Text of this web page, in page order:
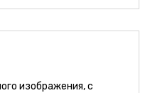
изображения, с